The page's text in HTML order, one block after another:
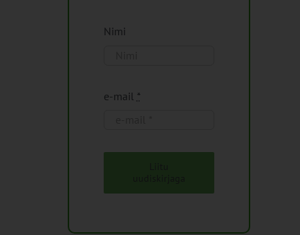
Nimi
e-mail *